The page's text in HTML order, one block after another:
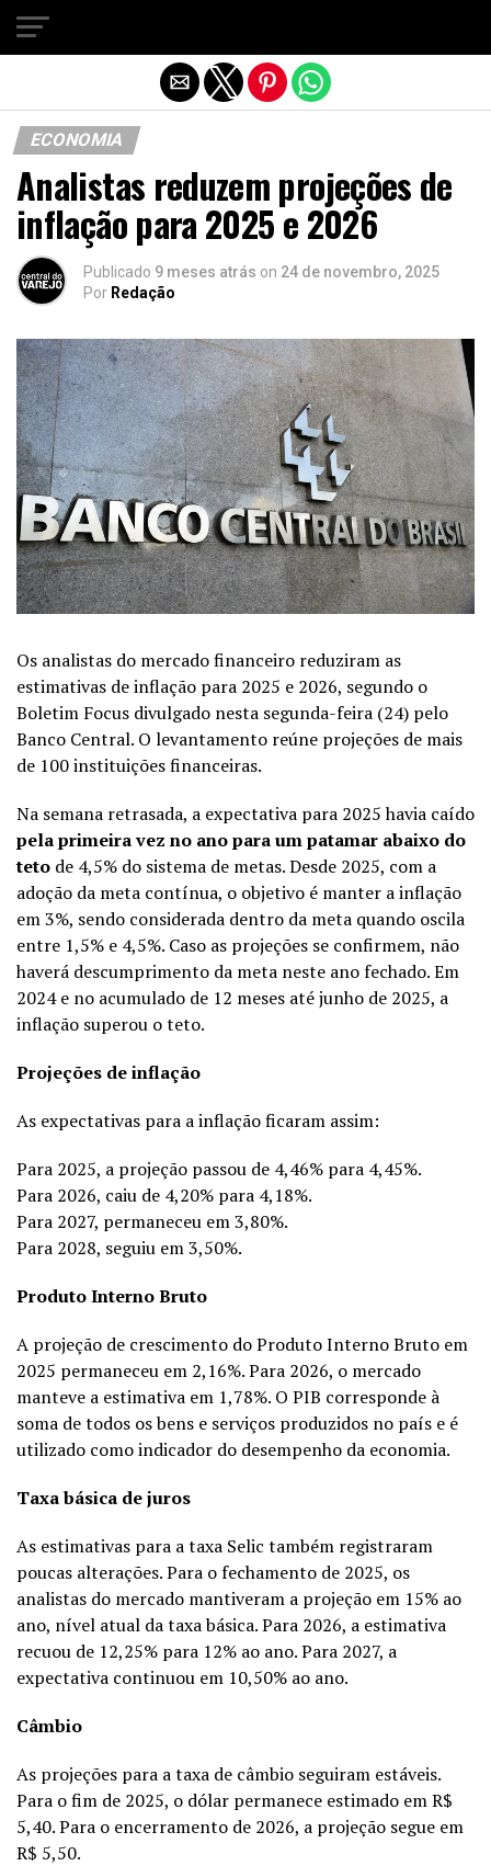
ECONOMIA
Analistas reduzem projeções de
inflação para 2025 e 2026
Publicado 9 meses atrás on 24 de novembro, 2025
Por Redação
Os analistas do mercado financeiro reduziram as
estimativas de inflação para 2025 e 2026, segundo o
Boletim Focus divulgado nesta segunda-feira (24) pelo
Banco Central. O levantamento reúne projeções de mais
de 100 instituições financeiras.
Na semana retrasada, a expectativa para 2025 havia caído
pela primeira vez no ano para um patamar abaixo do
teto de 4,5% do sistema de metas. Desde 2025, com a
adoção da meta contínua, o objetivo é manter a inflação
em 3%, sendo considerada dentro da meta quando oscila
entre 1,5% e 4,5%. Caso as projeções se confirmem, não
haverá descumprimento da meta neste ano fechado. Em
2024 e no acumulado de 12 meses até junho de 2025, a
inflação superou o teto.
Projeções de inflação
As expectativas para a inflação ficaram assim:
Para 2025, a projeção passou de 4,46% para 4,45%.
Para 2026, caiu de 4,20% para 4,18%.
Para 2027, permaneceu em 3,80%.
Para 2028, seguiu em 3,50%.
Produto Interno Bruto
A projeção de crescimento do Produto Interno Bruto em
2025 permaneceu em 2,16%. Para 2026, o mercado
manteve a estimativa em 1,78%. O PIB corresponde à
soma de todos os bens e serviços produzidos no país e é
utilizado como indicador do desempenho da economia.
Taxa básica de juros
As estimativas para a taxa Selic também registraram
poucas alterações. Para o fechamento de 2025, os
analistas do mercado mantiveram a projeção em 15% ao
ano, nível atual da taxa básica. Para 2026, a estimativa
recuou de 12,25% para 12% ao ano. Para 2027, a
expectativa continuou em 10,50% ao ano.
Câmbio
As projeções para a taxa de câmbio seguiram estáveis.
Para o fim de 2025, o dólar permanece estimado em R$
5,40. Para o encerramento de 2026, a projeção segue em
R$ 5,50.